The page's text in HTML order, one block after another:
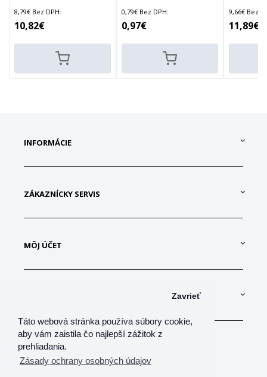
Táto webová stránka používa súbory cookie,
aby vám zaistila čo najlepší zážitok z
prehliadania.
Zásady ochrany osobných údajov
Zavrieť
8,79€ Bez DPH:
10,82€
0,79€ Bez DPH:
0,97€
9,66€ Bez
11,89€
INFORMÁCIE
ZÁKAZNÍCKY SERVIS
MÔJ ÚČET